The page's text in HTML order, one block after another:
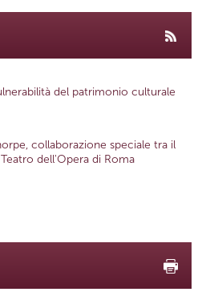
del patrimonio culturale
collaborazione speciale tra il
dell'Opera di Roma